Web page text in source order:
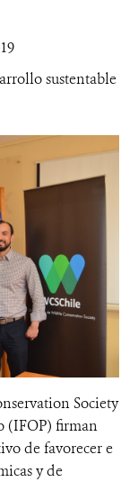
sustentable
Society
(IFOP) firman
de favorecer e
y de